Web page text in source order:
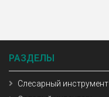
РАЗДЕЛЫ
Слесарный инструмент